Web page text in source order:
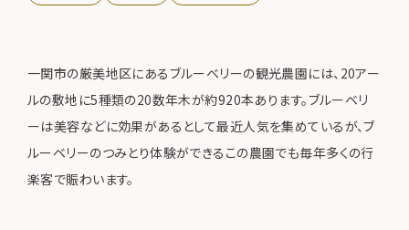
一関市の厳美地区にあるブルーベリーの観光農園には、20アー
ルの敷地に5種類の20数年木が約920本あります。ブルーベリ
ーは美容などに効果があるとして最近人気を集めているが、ブ
ルーベリーのつみとり体験ができるこの農園でも毎年多くの行
楽客で賑わいます。